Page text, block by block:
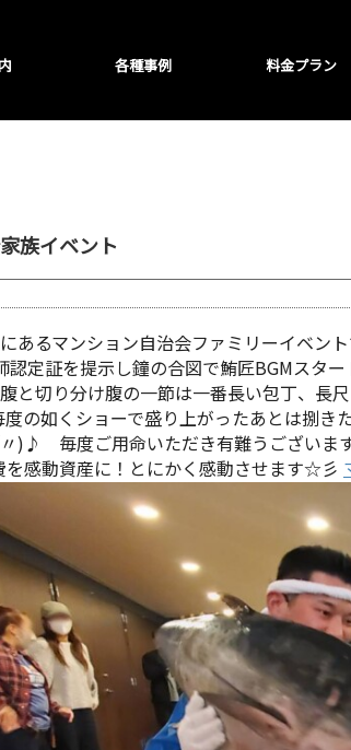
各種事例 料金プラン
族イベント
あるマンション自治会ファミリーイベン
認定証を提示し鐘の合図で鮪匠BGM
と切り分け腹の一節は一番長い包丁、長
如くショーで盛り上がったあとは捌き
毎度ご用命いただき有難うございます
感動資産に！とにかく感動させます☆彡